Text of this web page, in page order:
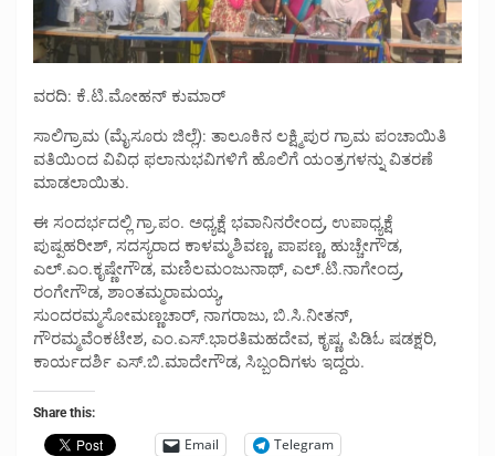
ವರದಿ: ಕೆ.ಟಿ.ಮೋಹನ್ ಕುಮಾರ್
ಸಾಲಿಗ್ರಾಮ (ಮೈಸೂರು ಜಿಲ್ಲೆ): ತಾಲೂಕಿನ ಲಕ್ಷ್ಮಿಪುರ ಗ್ರಾಮ ಪಂಚಾಯಿತಿ
ವತಿಯಿಂದ ವಿವಿಧ ಫಲಾನುಭವಿಗಳಿಗೆ ಹೊಲಿಗೆ ಯಂತ್ರಗಳನ್ನು ವಿತರಣೆ
ಮಾಡಲಾಯಿತು.
ಈ ಸಂದರ್ಭದಲ್ಲಿ ಗ್ರಾ.ಪಂ. ಅಧ್ಯಕ್ಷೆ ಭವಾನಿನರೇಂದ್ರ, ಉಪಾಧ್ಯಕ್ಷೆ
ಪುಷ್ಪಹರೀಶ್, ಸದಸ್ಯರಾದ ಕಾಳಮ್ಮಶಿವಣ್ಣ, ಪಾಪಣ್ಣ, ಹುಚ್ಚೇಗೌಡ,
ಎಲ್.ಎಂ.ಕೃಷ್ಣೇಗೌಡ, ಮಣಿಲಮಂಜುನಾಥ್, ಎಲ್.ಟಿ.ನಾಗೇಂದ್ರ,
ರಂಗೇಗೌಡ, ಶಾಂತಮ್ಮರಾಮಯ್ಯ,
ಸುಂದರಮ್ಮಸೋಮಣ್ಣಚಾರ್, ನಾಗರಾಜು, ಬಿ.ಸಿ.ನೀತನ್,
ಗೌರಮ್ಮವೆಂಕಟೇಶ, ಎಂ.ಎಸ್.ಭಾರತಿಮಹದೇವ, ಕೃಷ್ಣ, ಪಿಡಿಓ ಷಡಕ್ಷರಿ,
ಕಾರ್ಯದರ್ಶಿ ಎಸ್.ಬಿ.ಮಾದೇಗೌಡ, ಸಿಬ್ಬಂದಿಗಳು ಇದ್ದರು.
Share this:
Email
Telegram